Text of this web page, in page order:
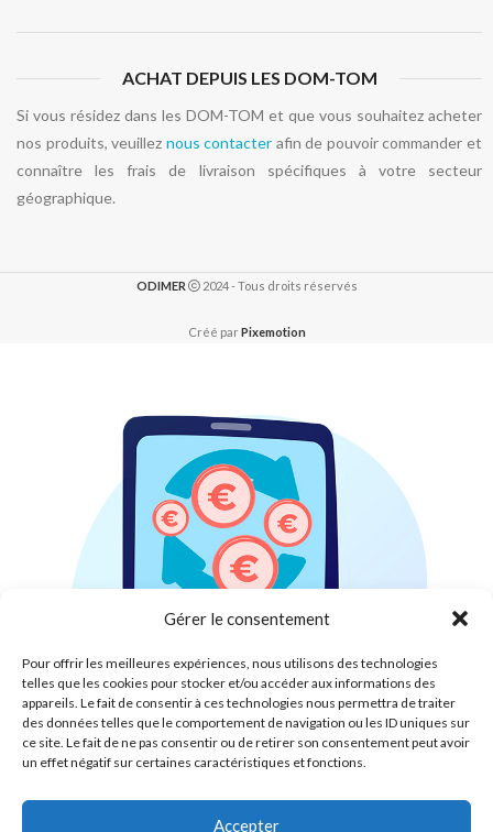
Gérer le consentement
Pour offrir les meilleures expériences, nous utilisons des technologies
telles que les cookies pour stocker et/ou accéder aux informations des
appareils. Le fait de consentir à ces technologies nous permettra de traiter
des données telles que le comportement de navigation ou les ID uniques sur
ce site. Le fait de ne pas consentir ou de retirer son consentement peut avoir
un effet négatif sur certaines caractéristiques et fonctions.
Accepter
ACHAT DEPUIS LES DOM-TOM
Si vous résidez dans les DOM-TOM et que vous souhaitez acheter
nos produits, veuillez nous contacter afin de pouvoir commander et
connaître les frais de livraison spécifiques à votre secteur
géographique.
ODIMER 2024 - Tous droits réservés
Créé parPixemotion